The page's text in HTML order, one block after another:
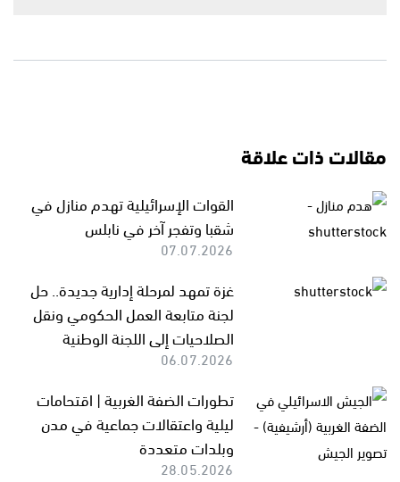
مقالات ذات علاقة
القوات الإسرائيلية تهدم منازل في
شقبا وتفجر آخر في نابلس
07.07.2026
غزة تمهد لمرحلة إدارية جديدة.. حل
لجنة متابعة العمل الحكومي ونقل
الصلاحيات إلى اللجنة الوطنية
06.07.2026
تطورات الضفة الغربية | اقتحامات
ليلية واعتقالات جماعية في مدن
وبلدات متعددة
28.05.2026